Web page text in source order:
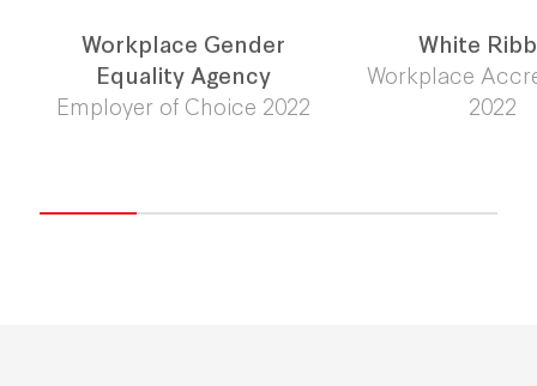
Workplace Gender
Equality Agency
Employer of Choice 2022
White
Workplace
2022